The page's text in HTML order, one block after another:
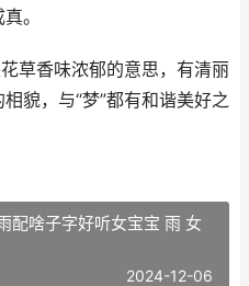
。
草香味浓郁的意思，有清丽
貌，与“梦”都有和谐美好之
配啥子字好听女宝宝 雨 女
2024-12-06